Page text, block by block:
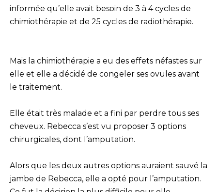
informée qu’elle avait besoin de 3 à 4 cycles de
chimiothérapie et de 25 cycles de radiothérapie.
Mais la chimiothérapie a eu des effets néfastes sur
elle et elle a décidé de congeler ses ovules avant
le traitement.
Elle était très malade et a fini par perdre tous ses
cheveux. Rebecca s’est vu proposer 3 options
chirurgicales, dont l’amputation.
Alors que les deux autres options auraient sauvé la
jambe de Rebecca, elle a opté pour l’amputation.